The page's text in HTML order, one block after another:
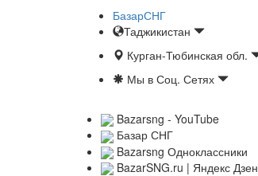
БазарСНГ
Таджикистан
Курган-Тюбинская обл.
Мы в Соц. Сетях
Bazarsng - YouTube
Базар СНГ
Bazarsng Одноклассники
BazarSNG.ru | Яндекс Дзен